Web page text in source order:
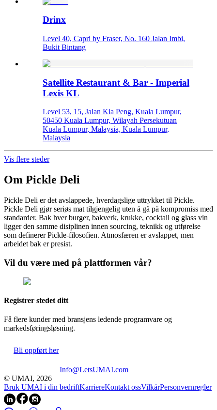
Drinx
Level 40, Capri by Fraser, No. 160 Jalan Imbi,
Bukit Bintang
Satellite Restaurant & Bar - Imperial
Lexis KL
Level 53, 15, Jalan Kia Peng, Kuala Lumpur,
50450 Kuala Lumpur, Wilayah Persekutuan
Kuala Lumpur, Malaysia, Kuala Lumpur,
Malaysia
Vis flere steder
Om Pickle Deli
Pickle Deli er det avslappede, hverdagslige uttrykket til Pickle.
Pickle Deli gjør seriøs mat tilgjengelig uten å gå på kompromiss med
standarder. Bak hver burger, bakverk, krukke, cocktail og glass vin
ligger den samme disiplinen innen sourcing, teknikk og utførelse
som definerer Pickle-filosofien. Atmosfæren er avslappet, men
arbeidet bak er presist.
Vil du være med på plattformen vår?
Registrer stedet ditt
Få flere kunder med bransjens ledende programvare og
markedsføringsløsning.
Bli oppført her
Info@LetsUMAI.com
© UMAI, 2026
Bruk UMAI i din bedriftKarriereKontakt ossVilkårPersonvernregler